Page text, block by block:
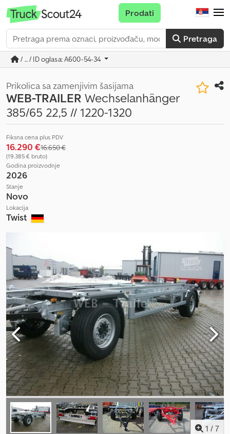
Pretraga
Prodati
/ ... / ID oglasa: A600-54-34
Prikolica sa zamenjivim šasijama
WEB-TRAILER Wechselanhänger
385/65 22,5 // 1220-1320
Fiksna cena plus PDV
16.290 €16.650 €
(19.385 € bruto)
Godina proizvodnje
2026
Stanje
Novo
Lokacija
Twist
1 / 7